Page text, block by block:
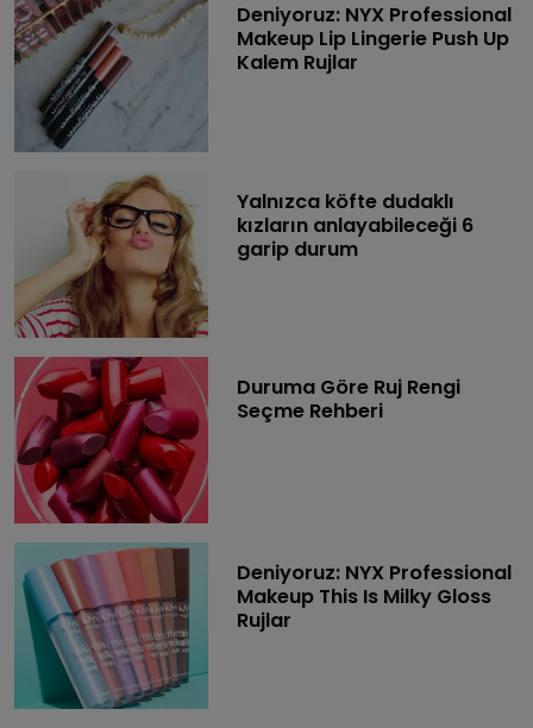
Deniyoruz: NYX Professional
Makeup Lip Lingerie Push Up
Kalem Rujlar
Yalnızca köfte dudaklı
kızların anlayabileceği 6
garip durum
Duruma Göre Ruj Rengi
Seçme Rehberi
Deniyoruz: NYX Professional
Makeup This Is Milky Gloss
Rujlar